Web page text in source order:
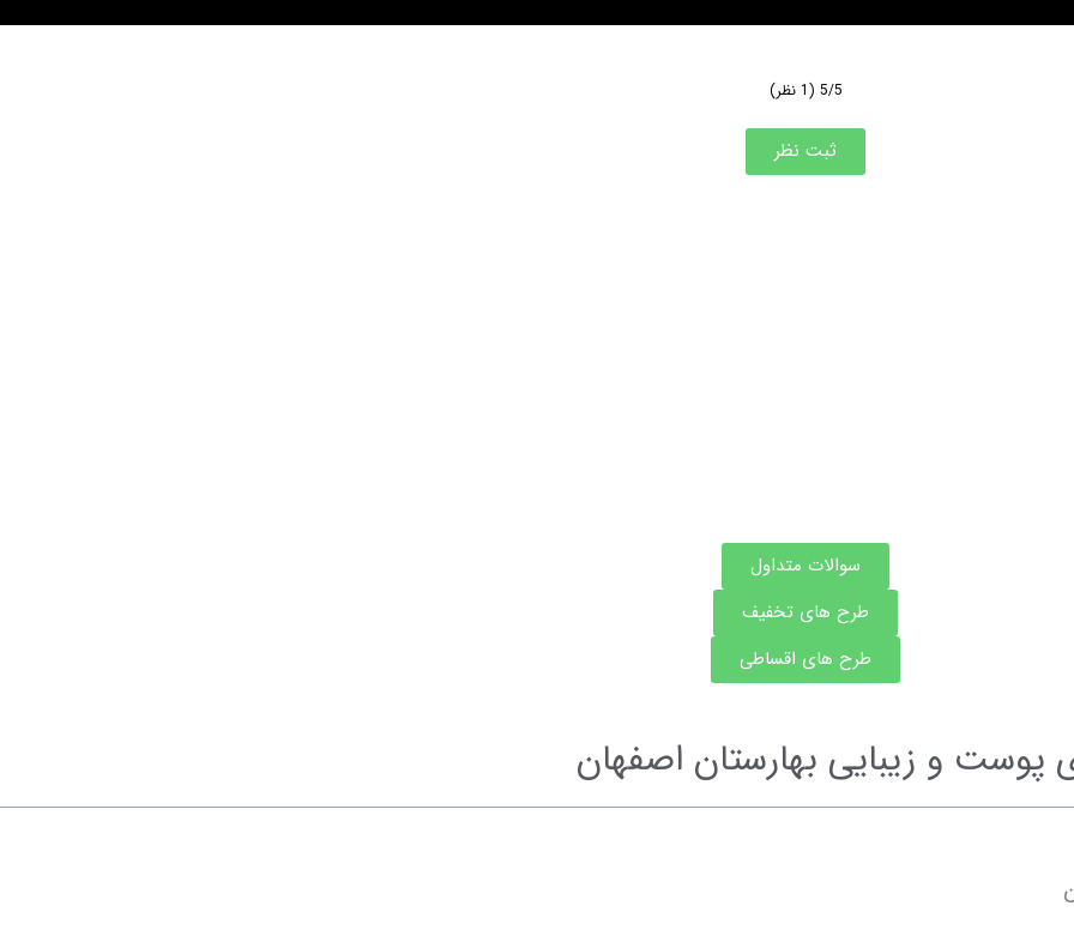
سوالات متداول
طرح های تخفیف
طرح های اقساطی
و زیبایی بهارستان اصفهان